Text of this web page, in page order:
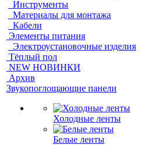
Инструменты
Материалы для монтажа
Кабели
Элементы питания
Электроустановочные изделия
Тёплый пол
NEW НОВИНКИ
Архив
Звукопоглощающие панели
Холодные ленты
Белые ленты